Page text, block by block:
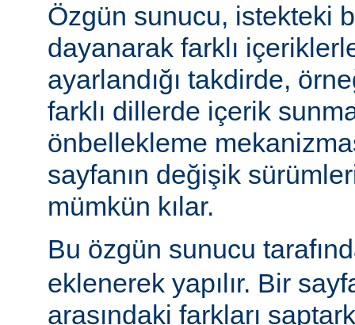
Özgün sunucu, istekteki
dayanarak farklı
ayarlandığı takdirde,
farklı dillerde içerik
önbellekleme
sayfanın değişik
mümkün kılar.
Bu özgün sunucu
eklenerek yapılır. Bir
arasındaki farkları